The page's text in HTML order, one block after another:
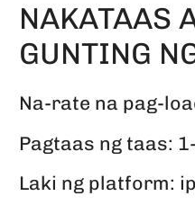
NAKATAAS
GUNTING
Na-rate na pag-
Pagtaas ng taas:
Laki ng platform: